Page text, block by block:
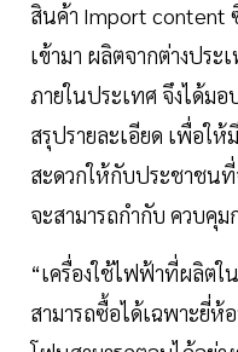
สินค้า Import content
เข้ามา ผลิตจากต่างประ
ภายในประเทศ จึงได้ม
สรุปรายละเอียด เพื่อใ
สะดวกให้กับประชาชนที่
จะสามารถกำกับ ควบคุม
“เครื่องใช้ไฟฟ้าที่ผลิตใ
สามารถซื้อได้เฉพาะยี่ห้